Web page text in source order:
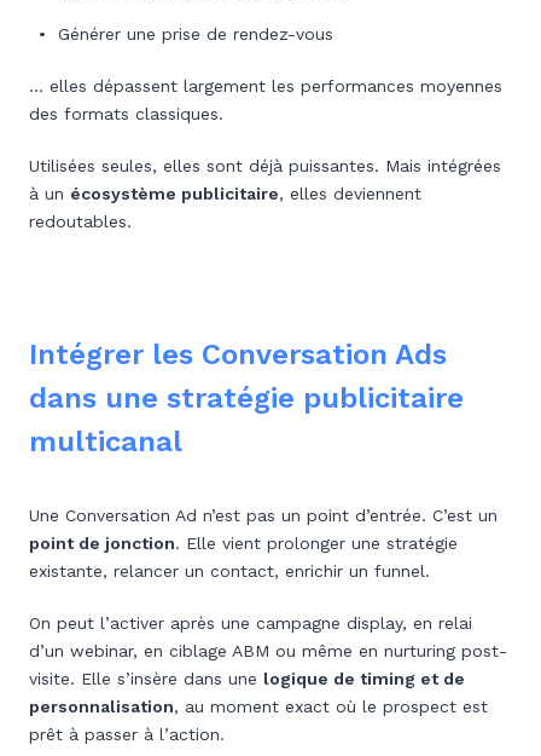
Générer une prise de rendez-vous
… elles dépassent largement les performances moyennes
des formats classiques.
Utilisées seules, elles sont déjà puissantes. Mais intégrées
à un écosystème publicitaire, elles deviennent
redoutables.
Intégrer les Conversation Ads
dans une stratégie publicitaire
multicanal
Une Conversation Ad n’est pas un point d’entrée. C’est un
point de jonction. Elle vient prolonger une stratégie
existante, relancer un contact, enrichir un funnel.
On peut l’activer après une campagne display, en relai
d’un webinar, en ciblage ABM ou même en nurturing post-
visite. Elle s’insère dans une logique de timing et de
personnalisation, au moment exact où le prospect est
prêt à passer à l’action.